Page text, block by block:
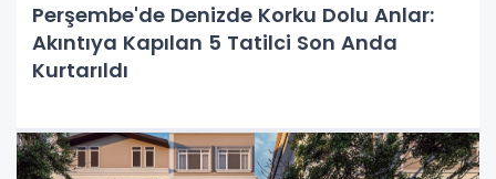
Perşembe'de Denizde Korku Dolu Anlar:
Akıntıya Kapılan 5 Tatilci Son Anda
Kurtarıldı